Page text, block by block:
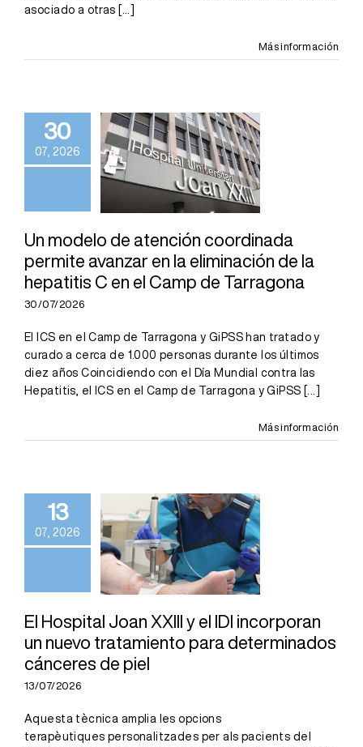
asociado a otras
[...]
Más información
30
07, 2026
Un modelo de
coordinada
permite
avanzar en la
eliminación de
la hepatitis C
en el Camp de
Tarragona
Un modelo de atención coordinada
permite avanzar en la eliminación de la
hepatitis C en el Camp de Tarragona
30/07/2026
El ICS en el Camp de Tarragona y GiPSS han tratado y
curado a cerca de 1.000 personas durante los últimos
diez años Coincidiendo con el Día Mundial contra las
Hepatitis, el ICS en el Camp de Tarragona y GiPSS
[...]
Más información
13
07, 2026
El Hospital
IDI incorporan
un nuevo
tratamiento
para
determinados
cánceres de
piel
El Hospital Joan XXIII y el IDI incorporan
un nuevo tratamiento para determinados
cánceres de piel
13/07/2026
Aquesta tècnica amplia les opcions
terapèutiques personalitzades per als pacients del